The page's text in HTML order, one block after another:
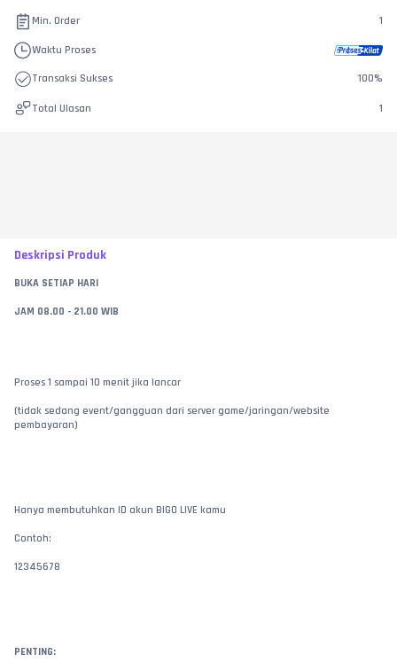
Min. Order 1
Waktu Proses
Transaksi Sukses 100%
Total Ulasan 1
Deskripsi Produk
BUKA SETIAP HARI
JAM 08.00 - 21.00 WIB
Proses 1 sampai 10 menit jika lancar
(tidak sedang event/gangguan dari server game/jaringan/website
pembayaran)
Hanya membutuhkan ID akun BIGO LIVE kamu
Contoh:
12345678
PENTING: